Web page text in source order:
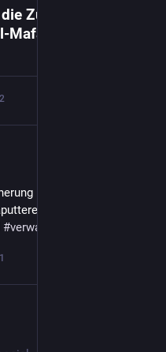
Zukunft? |
Mafaalani
2
. Hat auch eine
erlebt - mein
#verwaltung
1